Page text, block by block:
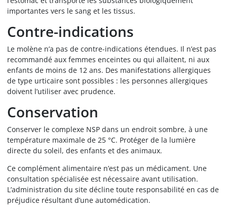
importantes vers le sang et les tissus.
Contre-indications
Le molène n’a pas de contre-indications étendues. Il n’est pas
recommandé aux femmes enceintes ou qui allaitent, ni aux
enfants de moins de 12 ans. Des manifestations allergiques
de type urticaire sont possibles : les personnes allergiques
doivent l’utiliser avec prudence.
Conservation
Conserver le complexe NSP dans un endroit sombre, à une
température maximale de 25 °C. Protéger de la lumière
directe du soleil, des enfants et des animaux.
Ce complément alimentaire n’est pas un médicament. Une
consultation spécialisée est nécessaire avant utilisation.
L’administration du site décline toute responsabilité en cas de
préjudice résultant d’une automédication.